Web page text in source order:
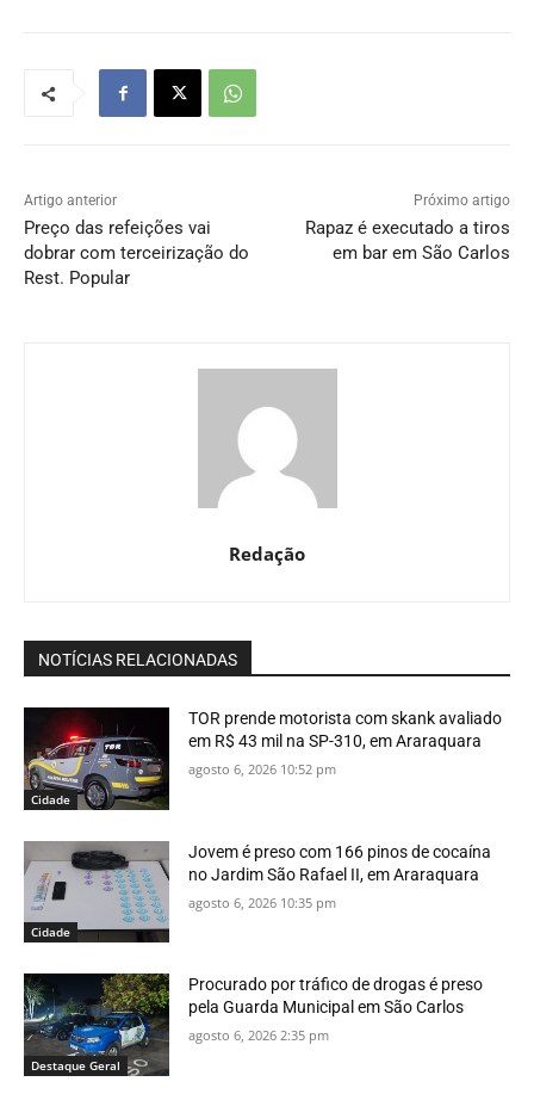
Artigo anterior
Preço das refeições vai
dobrar com terceirização do
Rest. Popular
Próximo artigo
Rapaz é executado a tiros
em bar em São Carlos
Redação
NOTÍCIAS RELACIONADAS
Cidade
TOR prende motorista com skank avaliado
em R$ 43 mil na SP-310, em Araraquara
agosto 6, 2026 10:52 pm
Cidade
Jovem é preso com 166 pinos de cocaína
no Jardim São Rafael II, em Araraquara
agosto 6, 2026 10:35 pm
Destaque Geral
Procurado por tráfico de drogas é preso
pela Guarda Municipal em São Carlos
agosto 6, 2026 2:35 pm